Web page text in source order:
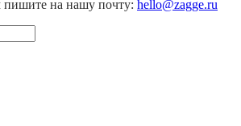
на нашу почту: hello@zagge.ru